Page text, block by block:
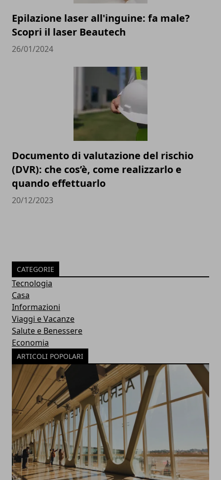
Epilazione laser all'inguine: fa male?
Scopri il laser Beautech
26/01/2024
Documento di valutazione del rischio
(DVR): che cos’è, come realizzarlo e
quando effettuarlo
20/12/2023
CATEGORIE
Tecnologia
Casa
Informazioni
Viaggi e Vacanze
Salute e Benessere
Economia
ARTICOLI POPOLARI